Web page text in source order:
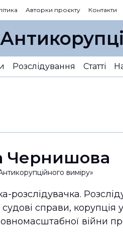
Авторки проєкту Контакти
Розслідування Статті
Чернишова
виміру»
розслідувачка.
судові справи,
війни